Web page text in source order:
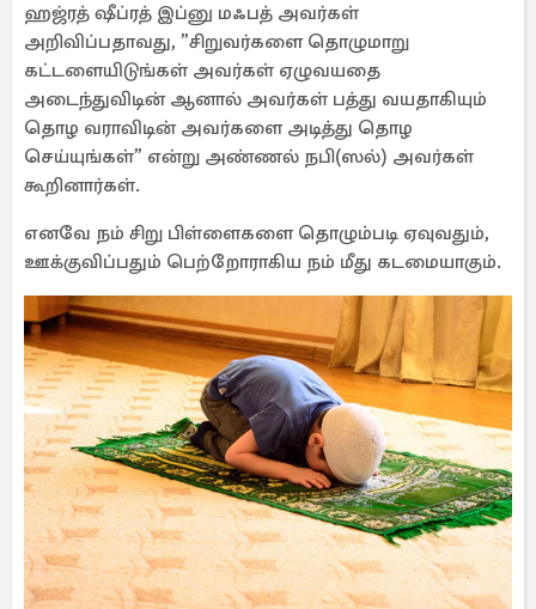
ஹஜ்ரத் ஷீப்ரத் இப்னு மஃபத் அவர்கள்
அறிவிப்பதாவது, ”சிறுவர்களை தொழுமாறு
கட்டளையிடுங்கள் அவர்கள் ஏழுவயதை
அடைந்துவிடின் ஆனால் அவர்கள் பத்து வயதாகியும்
தொழ வராவிடின் அவர்களை அடித்து தொழ
செய்யுங்கள்” என்று அண்ணல் நபி(ஸல்) அவர்கள்
கூறினார்கள்.
எனவே நம் சிறு பிள்ளைகளை தொழும்படி ஏவுவதும்,
ஊக்குவிப்பதும் பெற்றோராகிய நம் மீது கடமையாகும்.